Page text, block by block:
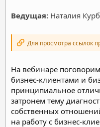
Ведущая: Наталия
Для просмотра ссылок
На вебинаре
бизнес-клиентами и
принципиальное
затронем тему
собственных
на работу с бизнес-